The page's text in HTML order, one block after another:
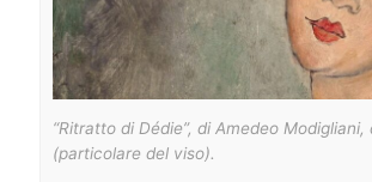
“Ritratto di Dédie”, di Amedeo Modigliani,
(particolare del viso).